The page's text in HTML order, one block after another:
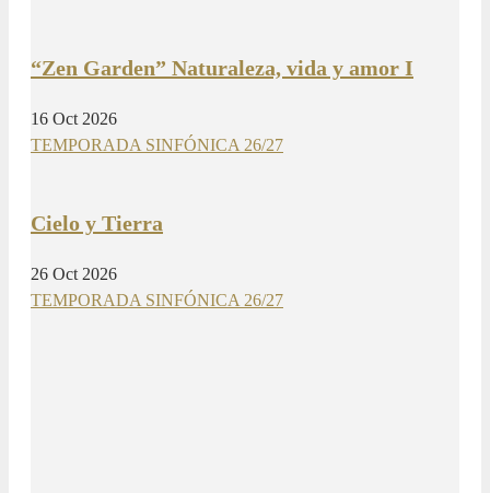
“Zen Garden” Naturaleza, vida y amor I
16 Oct 2026
TEMPORADA SINFÓNICA 26/27
Cielo y Tierra
26 Oct 2026
TEMPORADA SINFÓNICA 26/27